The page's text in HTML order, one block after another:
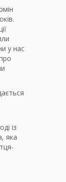
у нас
із
яка